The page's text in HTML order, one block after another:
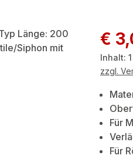
€
Inhalt:
zzgl.
Für
Für